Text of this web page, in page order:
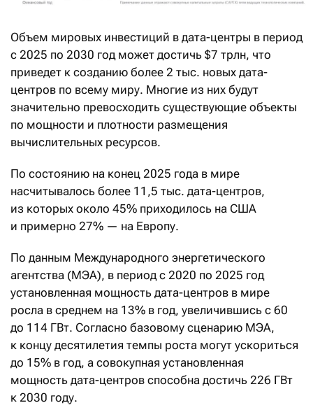
Объем мировых инвестиций в дата-центры в период
с 2025 по 2030 год может достичь $7 трлн, что
приведет к созданию более 2 тыс. новых дата-
центров по всему миру. Многие из них будут
значительно превосходить существующие объекты
по мощности и плотности размещения
вычислительных ресурсов.
По состоянию на конец 2025 года в мире
насчитывалось более 11,5 тыс. дата-центров,
из которых около 45% приходилось на США
и примерно 27% — на Европу.
По данным Международного энергетического
агентства (МЭА), в период с 2020 по 2025 год
установленная мощность дата-центров в мире
росла в среднем на 13% в год, увеличившись с 60
до 114 ГВт. Согласно базовому сценарию МЭА,
к концу десятилетия темпы роста могут ускориться
до 15% в год, а совокупная установленная
мощность дата-центров способна достичь 226 ГВт
к 2030 году.